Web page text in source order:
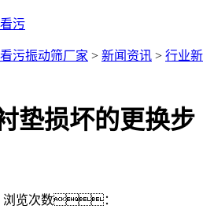
污
污振动筛厂家 > 新闻资讯 > 行业新
垫损坏的更换步
浏览次数：